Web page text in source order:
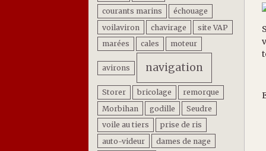
courants marins
échouage
voilaviron
chavirage
site VAP
marées
cales moteur
avirons navigation
Storer bricolage
remorque
Morbihan
godille
Seudre
voile au tiers
prise de ris
auto-videur
dames de nage